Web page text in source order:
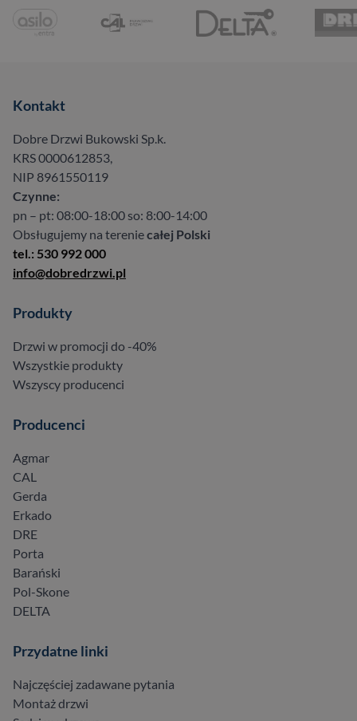
Kontakt
Dobre Drzwi Bukowski Sp.k.
KRS 0000612853,
NIP 8961550119
Czynne:
pn – pt: 08:00-18:00 so: 8:00-14:00
Obsługujemy na tereniecałej Polski
tel.: 530 992 000
info@dobredrzwi.pl
Produkty
Drzwi w promocji do -40%
Wszystkie produkty
Wszyscy producenci
Producenci
Agmar
CAL
Gerda
Erkado
DRE
Porta
Barański
Pol-Skone
DELTA
Przydatne linki
Najczęściej zadawane pytania
Montaż drzwi